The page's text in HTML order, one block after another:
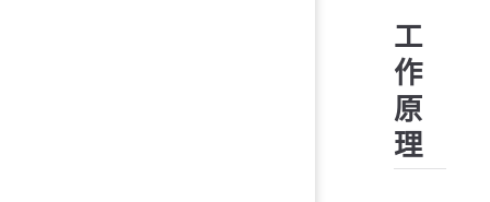
工
作
原
理